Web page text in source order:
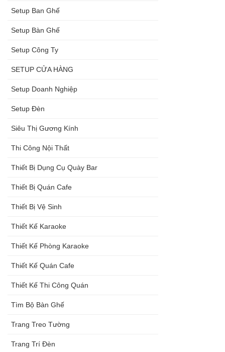
Setup Ban Ghế
Setup Bàn Ghế
Setup Công Ty
SETUP CỬA HÀNG
Setup Doanh Nghiệp
Setup Đèn
Siêu Thị Gương Kính
Thi Công Nội Thất
Thiết Bị Dụng Cụ Quày Bar
Thiết Bị Quán Cafe
Thiết Bị Vệ Sinh
Thiết Kế Karaoke
Thiết Kế Phòng Karaoke
Thiết Kế Quán Cafe
Thiết Kế Thi Công Quán
Tìm Bộ Bàn Ghế
Trang Treo Tường
Trang Trí Đèn